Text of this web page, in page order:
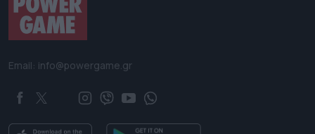
Email: info@powergame.gr